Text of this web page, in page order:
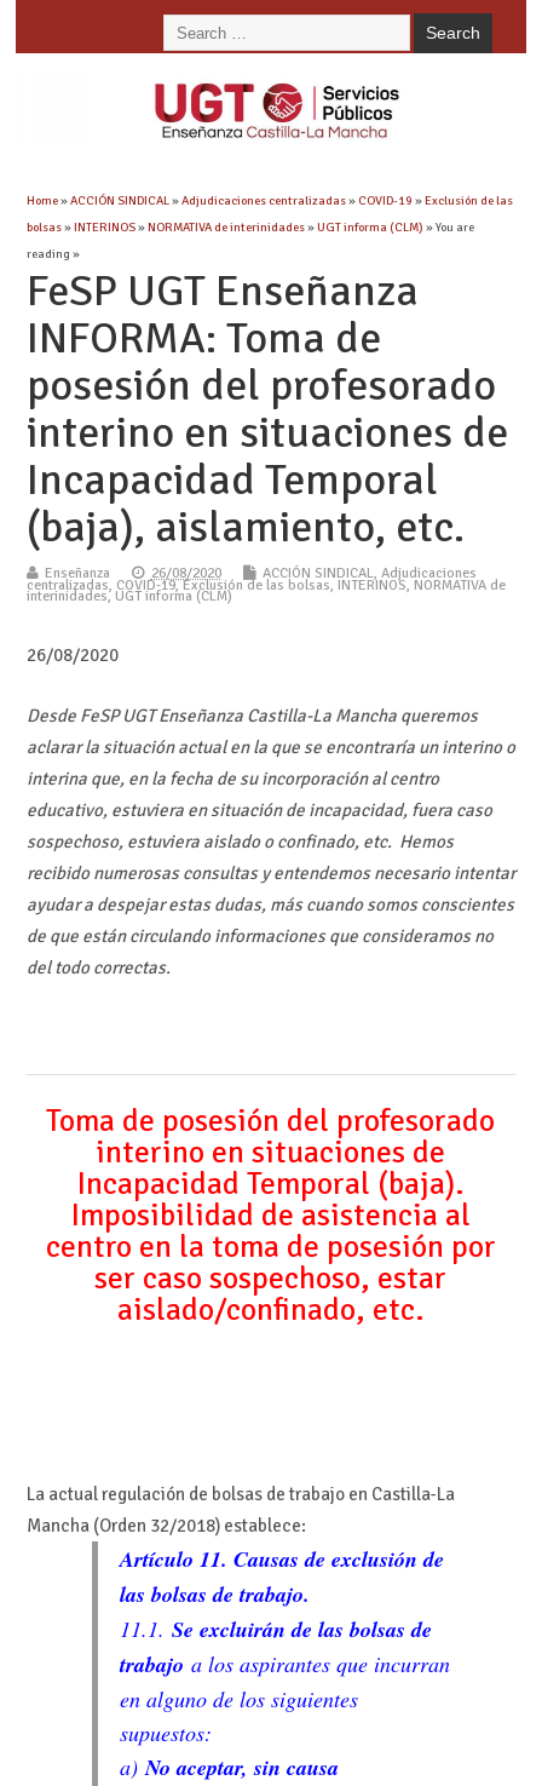
Home»ACCIÓN SINDICAL»Adjudicaciones centralizadas» COVID-19 »Exclusión de las
bolsas»INTERINOS»NORMATIVA de interinidades»UGT informa (CLM) » You are
reading »
FeSP UGT Enseñanza
INFORMA: Toma de
posesión del profesorado
interino en situaciones de
Incapacidad Temporal
(baja), aislamiento, etc.
Enseñanza 26/08/2020 ACCIÓN SINDICAL, Adjudicaciones
centralizadas, COVID-19,Exclusión de las bolsas, INTERINOS, NORMATIVA de
interinidades, UGT informa (CLM)
26/08/2020
Desde FeSP UGT Enseñanza Castilla-La Mancha queremos
aclarar la situación actual en la que se encontraría un interino o
interina que, en la fecha de su incorporación al centro
educativo, estuviera en situación de incapacidad, fuera caso
sospechoso, estuviera aislado o confinado, etc. Hemos
recibido numerosas consultas y entendemos necesario intentar
ayudar a despejar estas dudas, más cuando somos conscientes
de que están circulando informaciones que consideramos no
del todo correctas.
Toma de posesión del profesorado
interino en situaciones de
Incapacidad Temporal (baja).
Imposibilidad de asistencia al
centro en la toma de posesión por
ser caso sospechoso, estar
aislado/confinado, etc.
La actual regulación de bolsas de trabajo en Castilla-La
Mancha (Orden 32/2018) establece:
Artículo 11. Causas de exclusión de
las bolsas de trabajo.
11.1. Se excluirán de las bolsas de
trabajo a los aspirantes que incurran
en alguno de los siguientes
supuestos:
a)No aceptar, sin causa